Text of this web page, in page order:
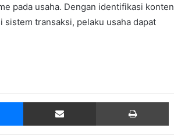
pada usaha. Dengan identifikasi konten
transaksi, pelaku usaha dapat
Messenger Share via Email